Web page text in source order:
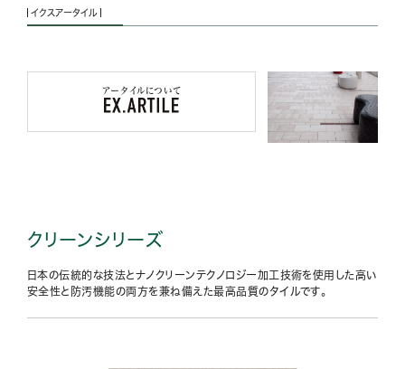
イクスアータイル
アータイルについて
クリーンシリーズ
日本の伝統的な技法とナノクリーンテクノロジー加工技術を使用した高い
安全性と防汚機能の両方を兼ね備えた最高品質のタイルです。